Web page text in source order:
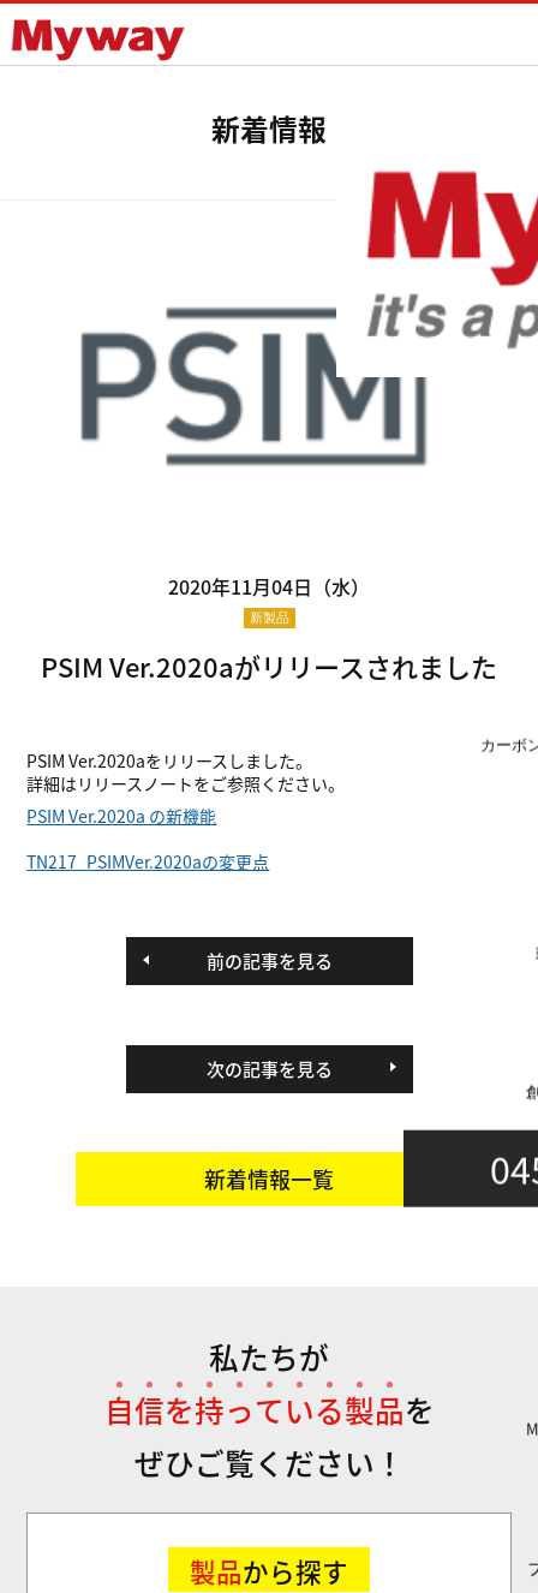
カーボ
新着情報
2020年11月04日（水）
新製品
PSIM Ver.2020aがリリースされました
PSIM Ver.2020aをリリースしました。
詳細はリリースノートをご参照ください。
PSIM Ver.2020a の新機能
TN217_PSIMVer.2020aの変更点
前の記事を見る
次の記事を見る
新着情報一覧
私たちが
自信を持っている製品を
ぜひご覧ください！
製品から探す